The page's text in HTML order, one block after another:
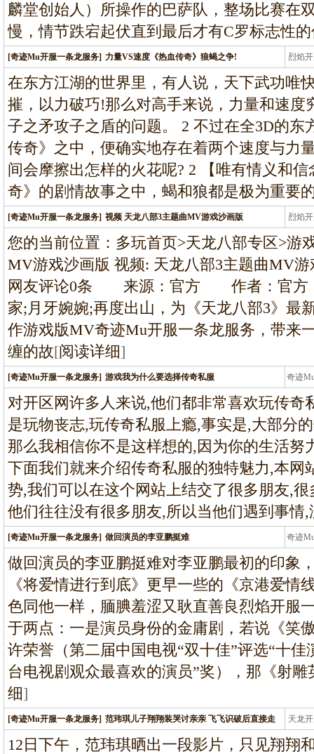
麟堂创始人）所操作的巴萨队，整场比赛在
慢，情节跌宕起伏直到最后才有C罗标志性
[奇迹Mu开服一条龙服务] 力量VS速度《热血传奇》狼蝎之争! 烈焰
龙
在东方江湖的世界里，有人说，天下武功唯
摧，以力破巧!那么对高手来说，力量和速度
子之矛攻子之盾的问题。 2 不过在全3D的东
传奇》之中，便确实地存在着两个速度与力
间会摩擦出怎样的火花呢? 2 【唯有情义和
奇》的剧情故事之中，蝎和狼都是极为重要
[奇迹Mu开服一条龙服务] 视频 天龙八部3主题曲MV游戏沙画版 烈焰
龙
您的当前位置：多玩首页>天龙八部专区>游
MV游戏沙画版 视频: 天龙八部3主题曲MV游
网友评论0条 来源：官方 作者：官方
家;月牙婉婉;再度出山，为《天龙八部3》最
作游戏版MV奇迹Mu开服一条龙服务，带来
缠的故[阅读详细]
[奇迹Mu开服一条龙服务] 游戏我为什么要选择传奇私服 奇迹
条
对开区网许多人来说,他们都非常喜欢玩传奇
是玩物丧志,玩传奇私服上瘾,事实是,大部分
那么我相信你不是这样想的,因为你的生活努
下面我们就来介绍传奇私服的独特魅力,本网
势,我们可以在这个网站上结交了很多朋友,
他们往往没有很多朋友,所以当他们遇到事情
[奇迹Mu开服一条龙服务] 做回演员的李亚鹏挺难 奇迹
条
做回演员的李亚鹏挺难对李亚鹏最初的印象
《将爱情进行到底》更早一些的《京港爱情
色同他一样，腼腆羞涩又耿直善良烈焰开服
于两点：一是演员身份的金庸剧，若说《笑
许荣誉（第二届中国电视“双十佳”评选“十佳
台电视剧观众最喜欢的演员”奖），那《射
细]
[奇迹Mu开服一条龙服务] 范玮琪儿子翔翔装哭讨亲亲 飞飞识破后直接走 天龙
龙
12日下午，范玮琪晒出一段影片，只见翔翔